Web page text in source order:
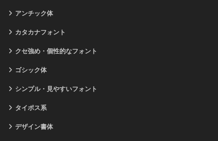
アンチック体
カタカナフォント
クセ強め・個性的なフォント
ゴシック体
シンプル・見やすいフォント
タイポス系
デザイン書体